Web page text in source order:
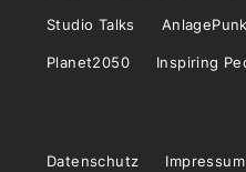
Studio Talks AnlagePunk
Planet2050 Inspiring
Datenschutz Impressum